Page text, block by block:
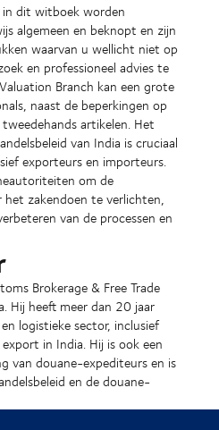
in dit witboek worden
algemeen en beknopt en zijn
waarvan u wellicht niet op
en professioneel advies te
Branch kan een grote
naast de beperkingen op
artikelen. Het
van India is cruciaal
exporteurs en importeurs.
om de
zakendoen te verlichten,
van de processen en
Brokerage & Free Trade
Hij heeft meer dan 20 jaar
logistieke sector, inclusief
in India. Hij is ook een
van douane-expediteurs en is
en de douane-